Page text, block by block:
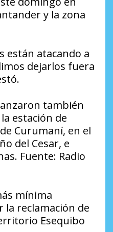
y la zona
están atacando a
dejarlos fuera
también
estación de
Curumaní, en el
del Cesar, e
Fuente: Radio
mínima
reclamación de
Esequibo